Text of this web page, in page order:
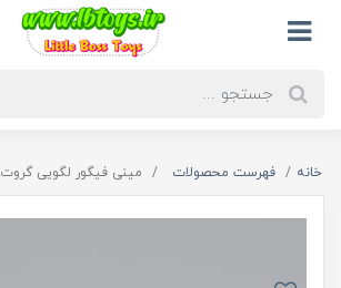
خانه فهرست محصولات مینی فیگور لگویی گروت 668